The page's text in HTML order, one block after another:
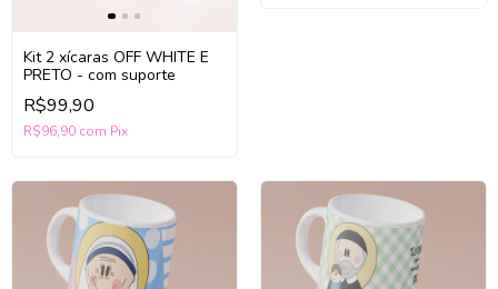
Kit 2 xícaras OFF WHITE E
PRETO - com suporte
R$99,90
R$96,90 com Pix